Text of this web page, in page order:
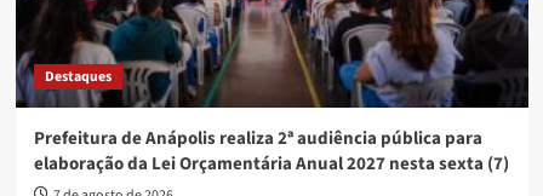
Destaques
Prefeitura de Anápolis realiza 2ª audiência pública para
elaboração da Lei Orçamentária Anual 2027 nesta sexta (7)